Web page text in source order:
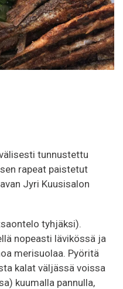
tunnustettu
rapeat paistetut
Jyri Kuusisalon
tyhjäksi).
nopeasti lävikössä ja
merisuolaa. Pyöritä
kalat väljässä voissa
kuumalla pannulla,